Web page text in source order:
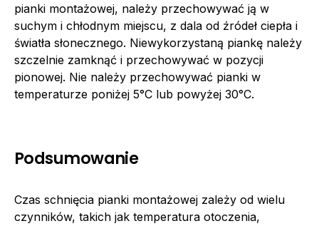
pianki montażowej, należy przechowywać ją w
suchym i chłodnym miejscu, z dala od źródeł ciepła i
światła słonecznego. Niewykorzystaną piankę należy
szczelnie zamknąć i przechowywać w pozycji
pionowej. Nie należy przechowywać pianki w
temperaturze poniżej 5°C lub powyżej 30°C.
Podsumowanie
Czas schnięcia pianki montażowej zależy od wielu
czynników, takich jak temperatura otoczenia,